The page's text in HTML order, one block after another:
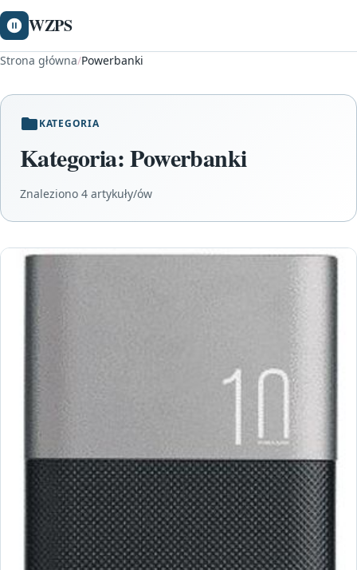
WZPS
Strona główna/Powerbanki
KATEGORIA
Kategoria:Powerbanki
Znaleziono 4 artykuły/ów